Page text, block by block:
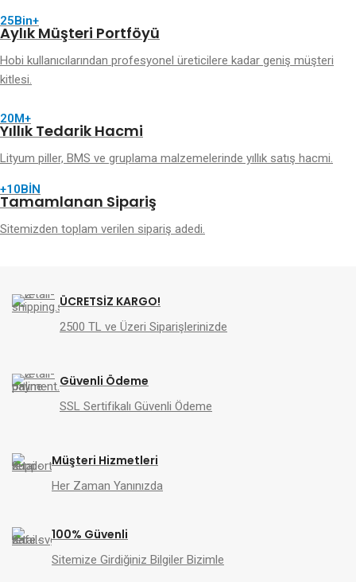
25Bin+
Aylık Müşteri Portföyü
Hobi kullanıcılarından profesyonel üreticilere kadar geniş müşteri
kitlesi.
20M+
Yıllık Tedarik Hacmi
Lityum piller, BMS ve gruplama malzemelerinde yıllık satış hacmi.
+10BİN
Tamamlanan Sipariş
Sitemizden toplam verilen sipariş adedi.
ÜCRETSİZ KARGO!
2500 TL ve Üzeri Siparişlerinizde
Güvenli Ödeme
SSL Sertifikalı Güvenli Ödeme
Müşteri Hizmetleri
Her Zaman Yanınızda
100% Güvenli
Sitemize Girdiğiniz Bilgiler Bizimle